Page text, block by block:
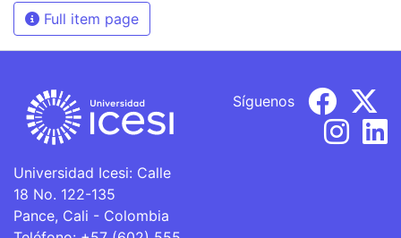
Full item page
Universidad Icesi: Calle
18 No. 122-135
Pance, Cali - Colombia
Síguenos